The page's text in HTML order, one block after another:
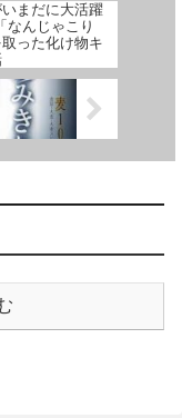
まだに大活躍
なんじゃこり
った化け物キ